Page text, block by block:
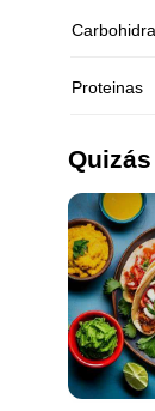
Proteinas